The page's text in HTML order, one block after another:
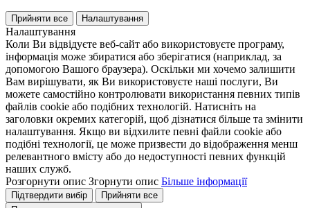
Прийняти все Налаштування
Налаштування
Коли Ви відвідуєте веб-сайт або використовуєте програму,
інформація може збиратися або зберігатися (наприклад, за
допомогою Вашого браузера). Оскільки ми хочемо залишити
Вам вирішувати, як Ви використовуєте наші послуги, Ви
можете самостійно контролювати використання певних типів
файлів cookie або подібних технологій. Натисніть на
заголовки окремих категорій, щоб дізнатися більше та змінити
налаштування. Якщо ви відхилите певні файли cookie або
подібні технології, це може призвести до відображення менш
релевантного вмісту або до недоступності певних функцій
наших служб.
Розгорнути опис Згорнути опис Більше інформації
Підтвердити вибір
Прийняти все